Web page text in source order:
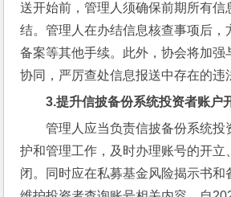
送开始前，管理人须确保前期所有信
结。管理人在办结信息核查事项后，
备案等其他手续。此外，协会将加强
协同，严厉查处信息报送中存在的违
3.提升信披备份系统投资者账户
管理人应当负责信披备份系统投
护和管理工作，及时办理账号的开立
闭。同时应在私募基金风险揭示书和